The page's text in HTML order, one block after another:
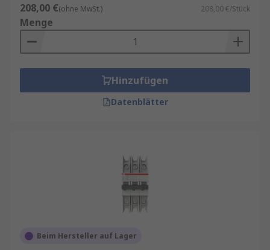
208,00 €(ohne MwSt.) 208,00 €/Stück
Menge
Hinzufügen
Datenblätter
Beim Hersteller auf Lager